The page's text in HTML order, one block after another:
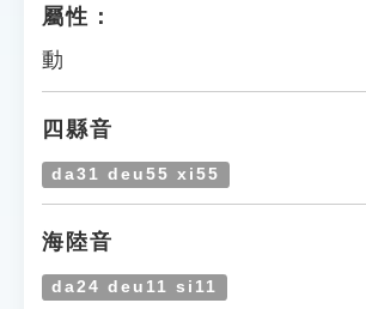
遊戲專區
教學應用
貓頭鷹博士
屬性：
動
四縣音
da31 deu55 xi55
海陸音
da24 deu11 si11